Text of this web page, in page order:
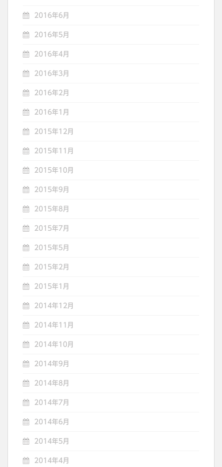
2016年6月
2016年5月
2016年4月
2016年3月
2016年2月
2016年1月
2015年12月
2015年11月
2015年10月
2015年9月
2015年8月
2015年7月
2015年5月
2015年2月
2015年1月
2014年12月
2014年11月
2014年10月
2014年9月
2014年8月
2014年7月
2014年6月
2014年5月
2014年4月